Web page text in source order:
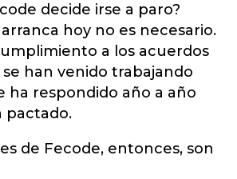
decide irse a paro?
hoy no es necesario.
a los acuerdos
han venido trabajando
ha respondido año a año
pactado.
de Fecode, entonces, son